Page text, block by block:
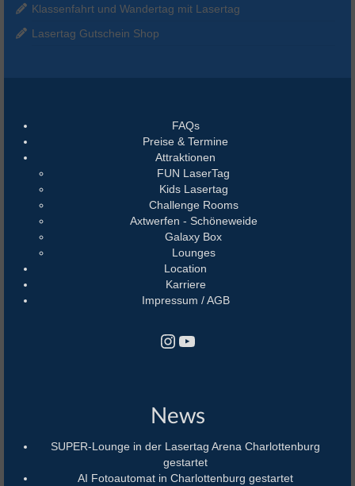
Klassenfahrt und Wandertag mit Lasertag
Lasertag Gutschein Shop
FAQs
Preise & Termine
Attraktionen
FUN LaserTag
Kids Lasertag
Challenge Rooms
Axtwerfen - Schöneweide
Galaxy Box
Lounges
Location
Karriere
Impressum / AGB
Instagram
YouTube
News
SUPER-Lounge in der Lasertag Arena Charlottenburg
gestartet
AI Fotoautomat in Charlottenburg gestartet